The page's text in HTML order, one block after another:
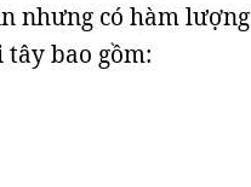
nhưng có hàm lượng
bao gồm: